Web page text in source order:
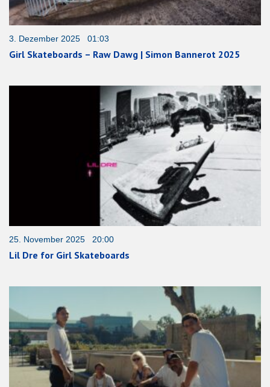
3. Dezember 2025 01:03
Girl Skateboards – Raw Dawg | Simon Bannerot 2025
25. November 2025 20:00
Lil Dre for Girl Skateboards